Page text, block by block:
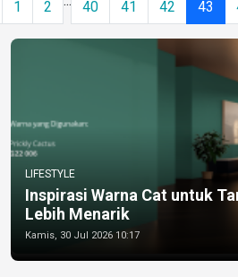
1 2 40 41 42 43
LIFESTYLE
Inspirasi Warna Cat untuk
Lebih Menarik
Kamis, 30 Jul 2026 10:17